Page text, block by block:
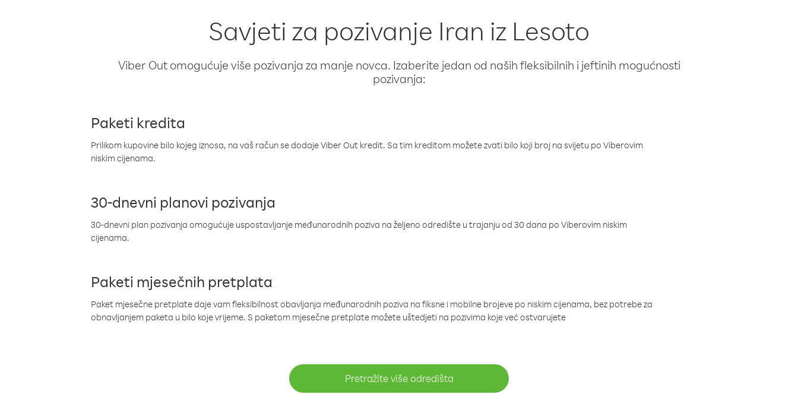
Savjeti za pozivanje Iran iz Lesoto
Viber Out omogućuje više pozivanja za manje novca. Izaberite jedan od naših fleksibilnih i jeftinih mogućnosti
pozivanja:
Paketi kredita
Prilikom kupovine bilo kojeg iznosa, na vaš račun se dodaje Viber Out kredit. Sa tim kreditom možete zvati bilo koji broj na svijetu po Viberovim
niskim cijenama.
30-dnevni planovi pozivanja
30-dnevni plan pozivanja omogućuje uspostavljanje međunarodnih poziva na željeno odredište u trajanju od 30 dana po Viberovim niskim
cijenama.
Paketi mjesečnih pretplata
Paket mjesečne pretplate daje vam fleksibilnost obavljanja međunarodnih poziva na fiksne i mobilne brojeve po niskim cijenama, bez potrebe za
obnavljanjem paketa u bilo koje vrijeme. S paketom mjesečne pretplate možete uštedjeti na pozivima koje već ostvarujete
Pretražite više odredišta